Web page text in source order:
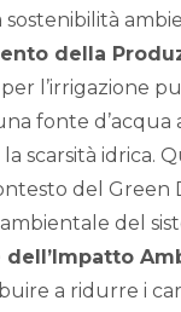
sostenibilità
della
l’irrigazione
fonte d’acqua
scarsità idrica.
del Green
ambientale del
dell’Impatto
a ridurre i